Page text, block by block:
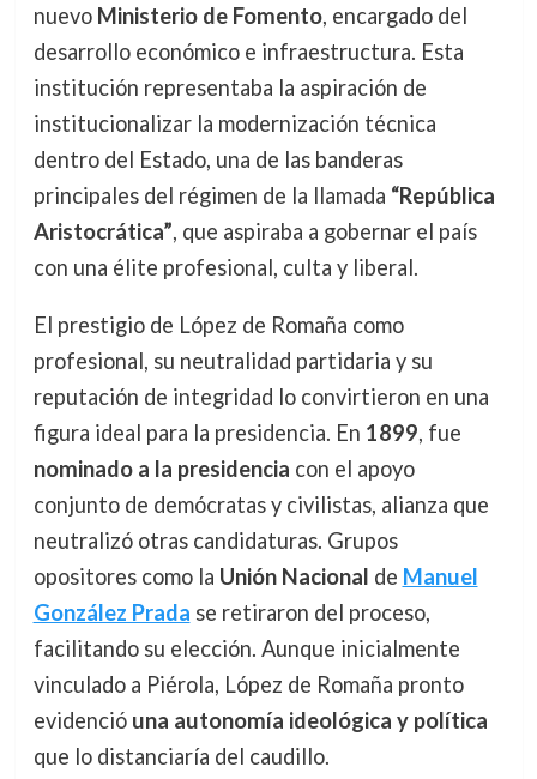
nuevo Ministerio de Fomento, encargado del
desarrollo económico e infraestructura. Esta
institución representaba la aspiración de
institucionalizar la modernización técnica
dentro del Estado, una de las banderas
principales del régimen de la llamada “República
Aristocrática”, que aspiraba a gobernar el país
con una élite profesional, culta y liberal.
El prestigio de López de Romaña como
profesional, su neutralidad partidaria y su
reputación de integridad lo convirtieron en una
figura ideal para la presidencia. En 1899, fue
nominado a la presidencia con el apoyo
conjunto de demócratas y civilistas, alianza que
neutralizó otras candidaturas. Grupos
opositores como la Unión Nacional de Manuel
González Prada se retiraron del proceso,
facilitando su elección. Aunque inicialmente
vinculado a Piérola, López de Romaña pronto
evidenció una autonomía ideológica y política
que lo distanciaría del caudillo.